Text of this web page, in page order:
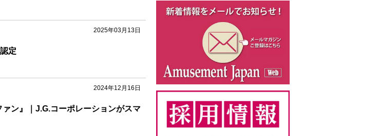
2025年03月13日
定
2024年12月16日
ン』｜J.G.コーポレーションがスマ